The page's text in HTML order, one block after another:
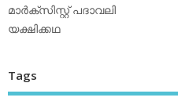
മാര്‍ക്‌സിസ്റ്റ് പദാവലി
യക്ഷിക്കഥ
Tags